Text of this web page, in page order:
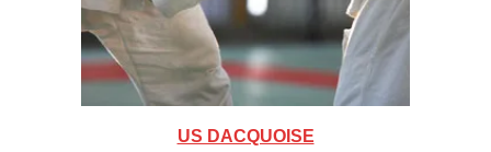
US DACQUOISE